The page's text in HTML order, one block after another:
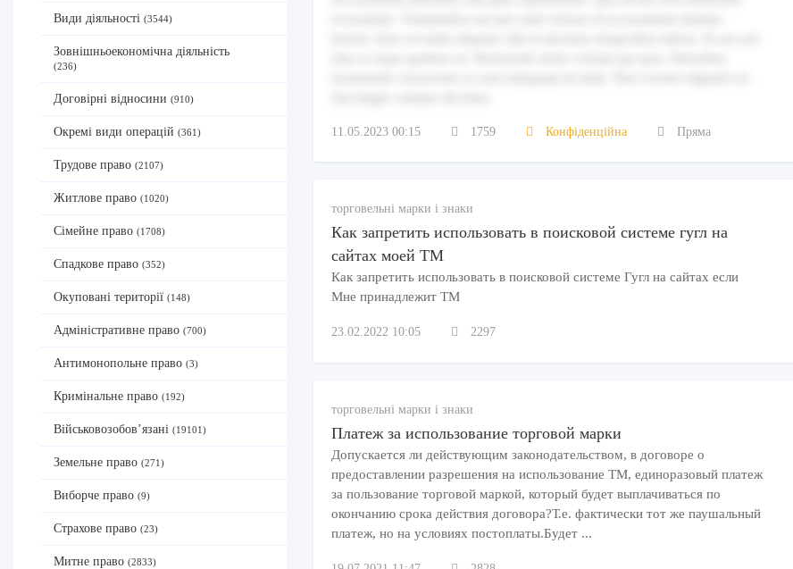
Види діяльності (3544)
Зовнішньоекономічна діяльність
(236)
Договірні відносини (910)
Окремі види операцій (361)
Трудове право (2107)
Житлове право (1020)
Сімейне право (1708)
Спадкове право (352)
Окуповані території (148)
Адміністративне право (700)
Антимонопольне право (3)
Кримінальне право (192)
Військовозобов’язані (19101)
Земельне право (271)
Виборче право (9)
Страхове право (23)
Митне право (2833)
11.05.2023 00:15 1759 Конфіденційна Пряма
торговельні марки і знаки
Как запретить использовать в поисковой системе гугл на
сайтах моей ТМ
Как запретить использовать в поисковой системе Гугл на сайтах если
Мне принадлежит ТМ
23.02.2022 10:05 2297
торговельні марки і знаки
Платеж за использование торговой марки
Допускается ли действующим законодательством, в договоре о
предоставлении разрешения на использование ТМ, единоразовый платеж
за пользование торговой маркой, который будет выплачиваться по
окончанию срока действия договора?Т.е. фактически тот же паушальный
платеж, но на условиях постоплаты.Будет ...